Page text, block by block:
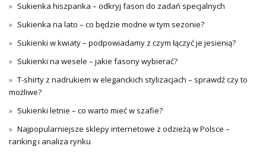
Sukienka hiszpanka – odkryj fason do zadań specjalnych
Sukienka na lato – co będzie modne w tym sezonie?
Sukienki w kwiaty – podpowiadamy z czym łączyć je jesienią?
Sukienki na wesele – jakie fasony wybierać?
T-shirty z nadrukiem w eleganckich stylizacjach – sprawdź czy to
możliwe?
Sukienki letnie – co warto mieć w szafie?
Najpopularniejsze sklepy internetowe z odzieżą w Polsce –
ranking i analiza rynku